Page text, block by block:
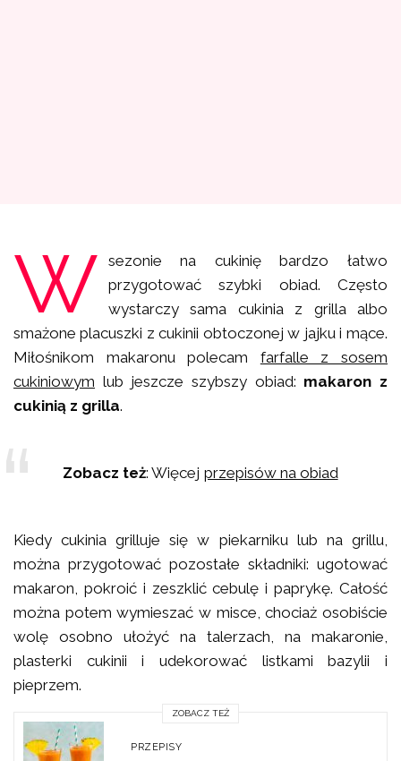
W sezonie na cukinię bardzo łatwo
przygotować szybki obiad. Często
wystarczy sama cukinia z grilla albo
smażone placuszki z cukinii obtoczonej w jajku i mące.
Miłośnikom makaronu polecam farfalle z sosem
cukiniowym lub jeszcze szybszy obiad: makaron z
cukinią z grilla.
Zobacz też: Więcej przepisów na obiad
Kiedy cukinia grilluje się w piekarniku lub na grillu,
można przygotować pozostałe składniki: ugotować
makaron, pokroić i zeszklić cebulę i paprykę. Całość
można potem wymieszać w misce, chociaż osobiście
wolę osobno ułożyć na talerzach, na makaronie,
plasterki cukinii i udekorować listkami bazylii i
pieprzem.
ZOBACZ TEŻ
PRZEPISY